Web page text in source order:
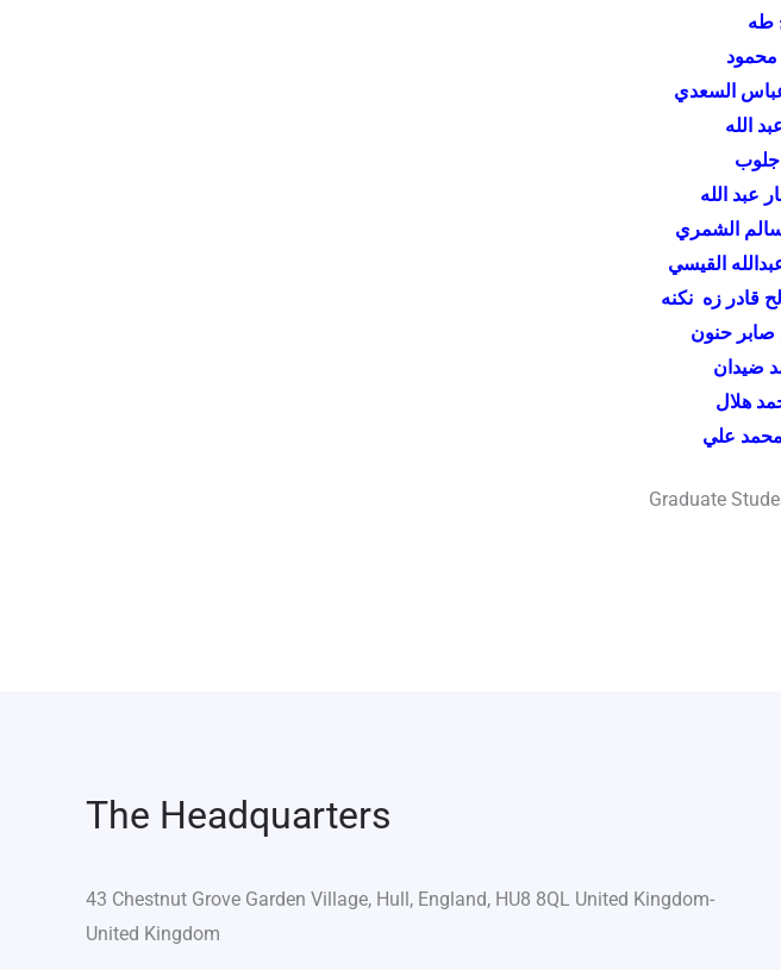
طه
محمود
السعدي
الله
عبد الله
الشمري
القيسي
قادر زه نكنه
صابر حنون
ضيدان
هلال
علي
The Headquarters
43 Chestnut Grove Garden Village, Hull, England, HU8 8QL United Kingdom-
United Kingdom